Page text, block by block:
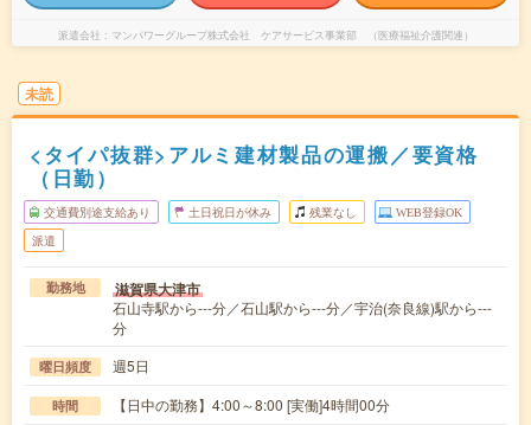
派遣会社 マンパワーグループ株式会社 ケアサービス事業部 （医療福祉介護関連）
未読
<タイパ抜群>アルミ建材製品の運搬／要資格
（日勤）
交通費別途支給あり 土日祝日が休み 残業なし WEB登録OK
派遣
勤務地 滋賀県大津市
石山寺駅から---分／石山駅から---分／宇治(奈良線)駅から---
分
曜日頻度 週5日
時間 【日中の勤務】4:00～8:00 [実働]4時間00分